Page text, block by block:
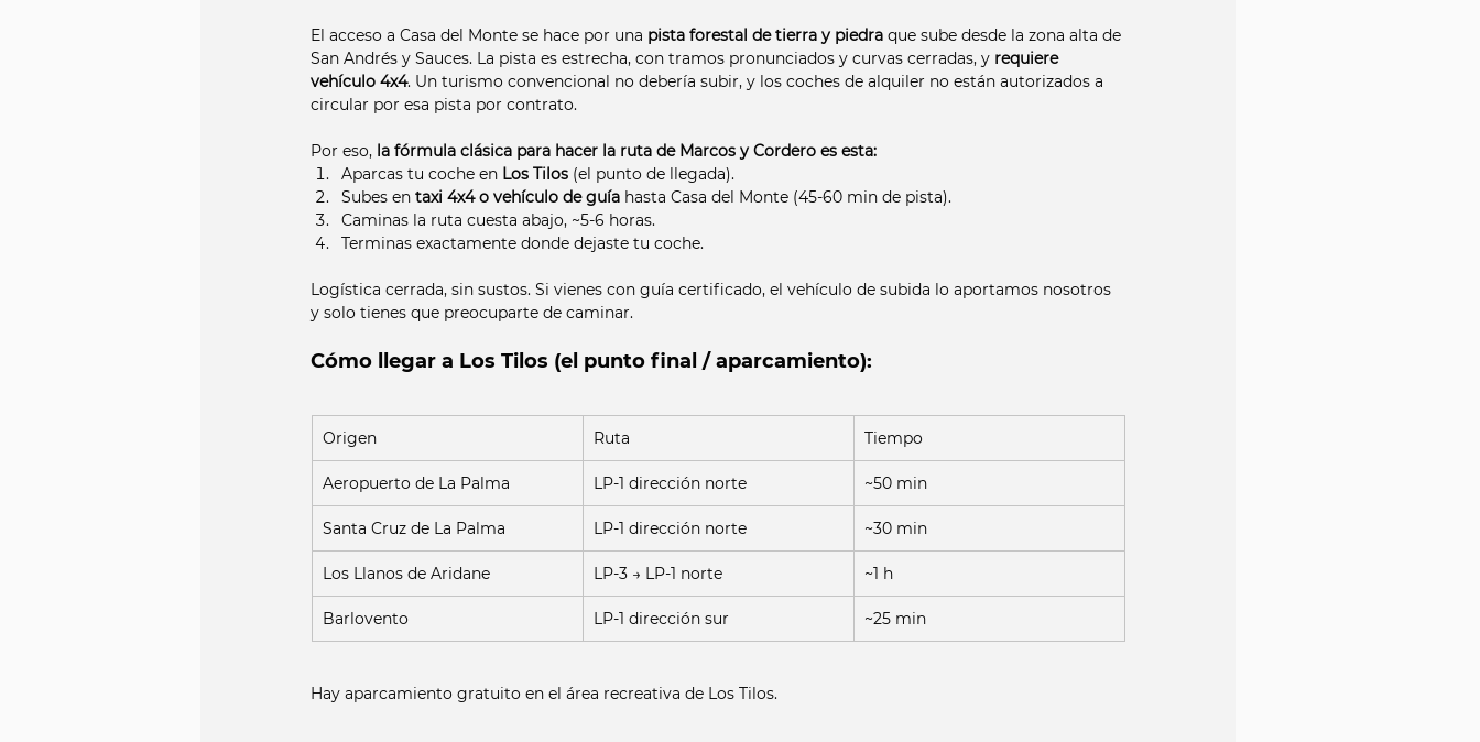
El acceso a Casa del Monte se hace por una pista forestal de tierra y piedra que sube desde la zona alta de
San Andrés y Sauces. La pista es estrecha, con tramos pronunciados y curvas cerradas, y requiere
vehículo 4x4. Un turismo convencional no debería subir, y los coches de alquiler no están autorizados a
circular por esa pista por contrato.
Por eso, la fórmula clásica para hacer la ruta de Marcos y Cordero es esta:
Aparcas tu coche en Los Tilos (el punto de llegada).
Subes en taxi 4x4 o vehículo de guía hasta Casa del Monte (45-60 min de pista).
Caminas la ruta cuesta abajo, ~5-6 horas.
Terminas exactamente donde dejaste tu coche.
Logística cerrada, sin sustos. Si vienes con guía certificado, el vehículo de subida lo aportamos nosotros
y solo tienes que preocuparte de caminar.
Cómo llegar a Los Tilos (el punto final / aparcamiento):
Origen Ruta Tiempo
Aeropuerto de La Palma LP-1 dirección norte ~50 min
Santa Cruz de La Palma LP-1 dirección norte ~30 min
Los Llanos de Aridane LP-3 → LP-1 norte ~1 h
Barlovento LP-1 dirección sur ~25 min
Hay aparcamiento gratuito en el área recreativa de Los Tilos.